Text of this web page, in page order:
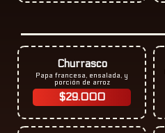
Churrasco
Papa francesa, ensalada, y
porción de arroz
$29.000